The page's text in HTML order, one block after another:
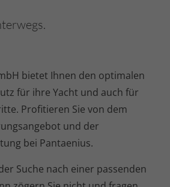
bietet Ihnen den optimalen
für ihre Yacht und auch für
Profitieren Sie von dem
und der
bei Pantaenius.
Suche nach einer passenden